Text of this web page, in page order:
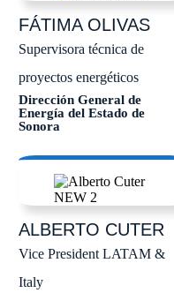
FÁTIMAOLIVAS
Supervisora técnica de
proyectos energéticos
Dirección General de
Energía del Estado de
Sonora
ALBERTO CUTER
Vice President LATAM &
Italy